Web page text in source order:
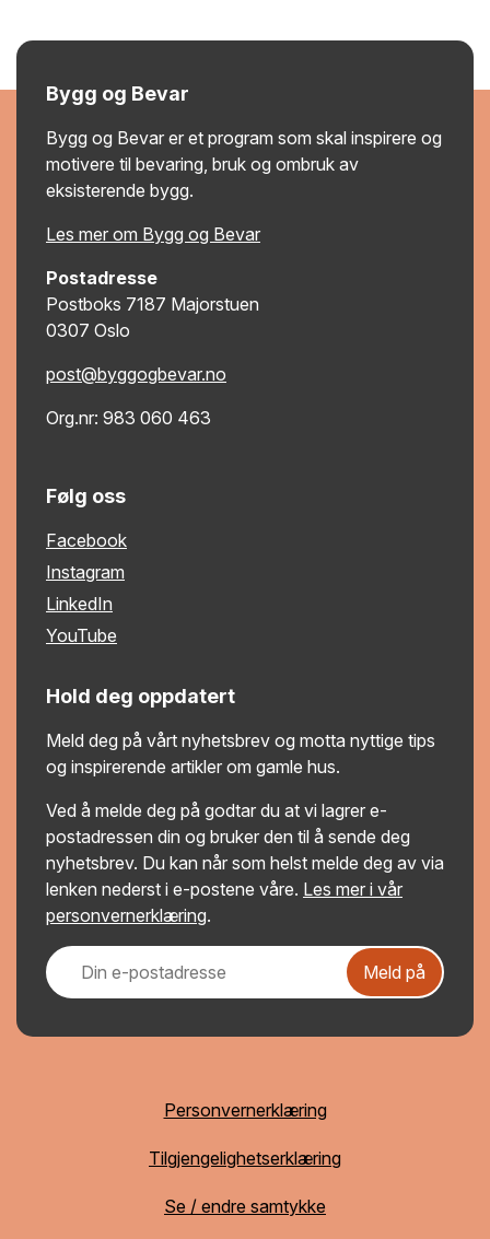
Bygg og Bevar
Bygg og Bevar er et program som skal inspirere og
motivere til bevaring, bruk og ombruk av
eksisterende bygg.
Les mer om Bygg og Bevar
Postadresse
Postboks 7187 Majorstuen
0307 Oslo
post@byggogbevar.no
Org.nr: 983 060 463
Følg oss
Facebook
Instagram
LinkedIn
YouTube
Hold deg oppdatert
Meld deg på vårt nyhetsbrev og motta nyttige tips
og inspirerende artikler om gamle hus.
Ved å melde deg på godtar du at vi lagrer e-
postadressen din og bruker den til å sende deg
nyhetsbrev. Du kan når som helst melde deg av via
lenken nederst i e-postene våre. Les mer i vår
personvernerklæring.
Meld på
Personvernerklæring
Tilgjengelighetserklæring
Se / endre samtykke